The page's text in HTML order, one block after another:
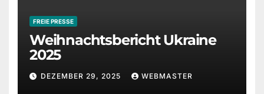
FREIE PRESSE
Weihnachtsbericht Ukraine
2025
DEZEMBER 29, 2025 WEBMASTER